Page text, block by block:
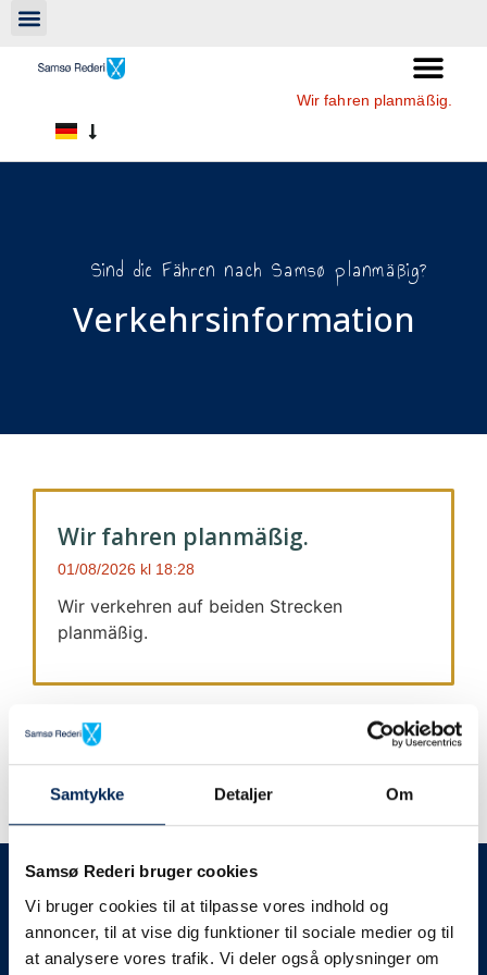
Samtykke Detaljer Om
Samsø Rederi bruger cookies
Vi bruger cookies til at tilpasse vores indhold og
annoncer, til at vise dig funktioner til sociale medier og til
at analysere vores trafik. Vi deler også oplysninger om
Wir fahren planmäßig.
Sind die Fähren nach Samsø planmäßig?
Verkehrsinformation​
Wir fahren planmäßig.
01/08/2026 18:28
Wir verkehren auf beiden Strecken
planmäßig.
Wir geben immer Bescheid
Wir werden Sie